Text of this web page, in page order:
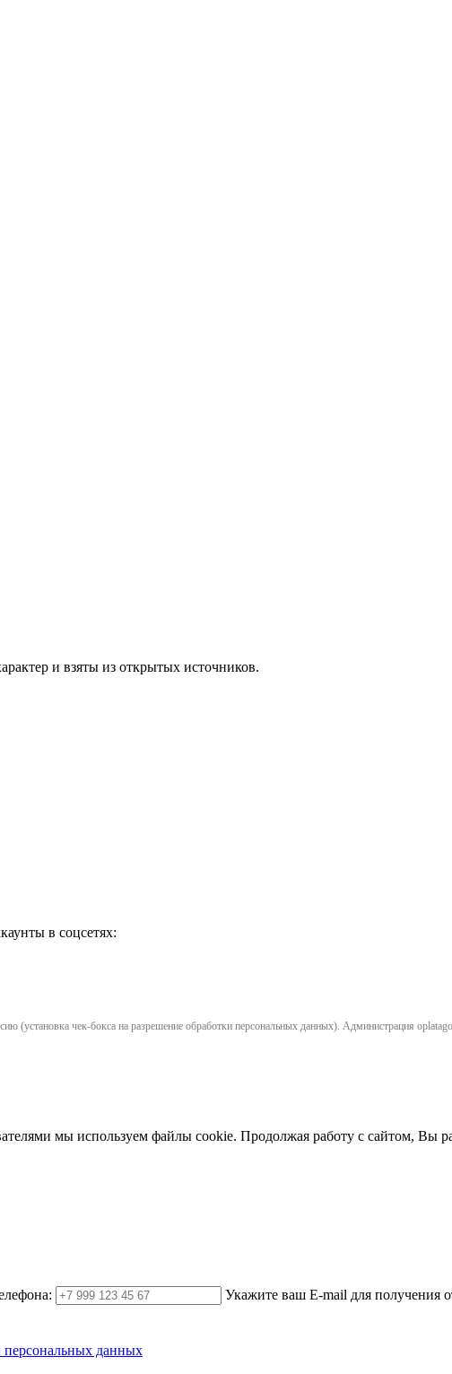
и взяты из открытых источников.
в соцсетях:
(установка чек-бокса на разрешение обработки персональных данных). Администрация
мы используем файлы cookie. Продолжая работу с сайтом, Вы
Укажите ваш E-mail для получения
персональных данных